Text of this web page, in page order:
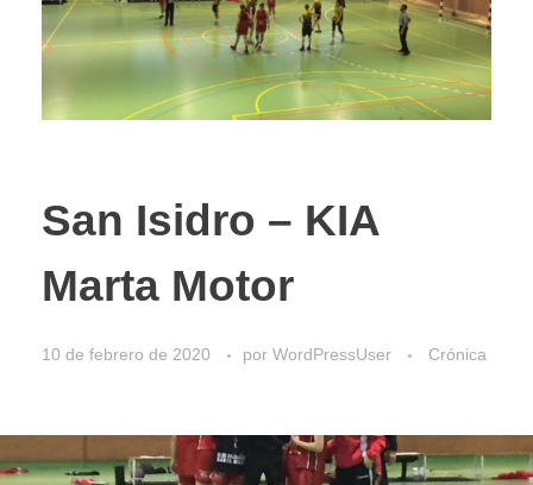
San Isidro – KIA
Marta Motor
10 de febrero de 2020 por WordPressUser Crónica